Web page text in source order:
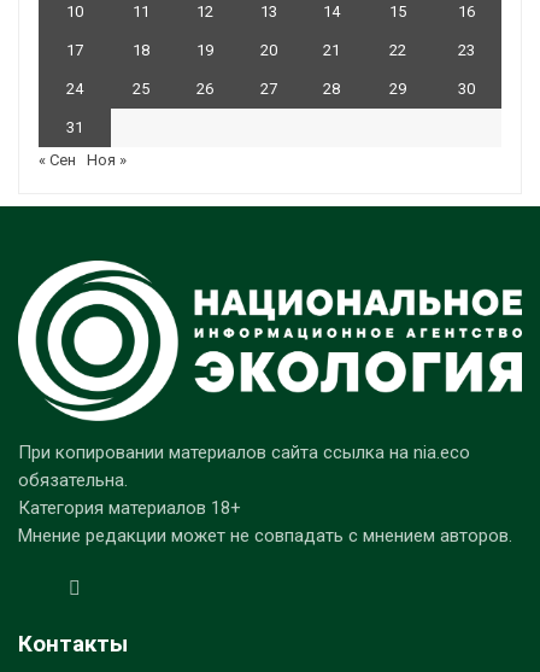
10 11 12 13 14 15 16
17 18 19 20 21 22 23
24 25 26 27 28 29 30
31
« Сен
Ноя »
При копировании материалов сайта ссылка на nia.eco
обязательна.
Категория материалов 18+
Мнение редакции может не совпадать с мнением авторов.
Контакты